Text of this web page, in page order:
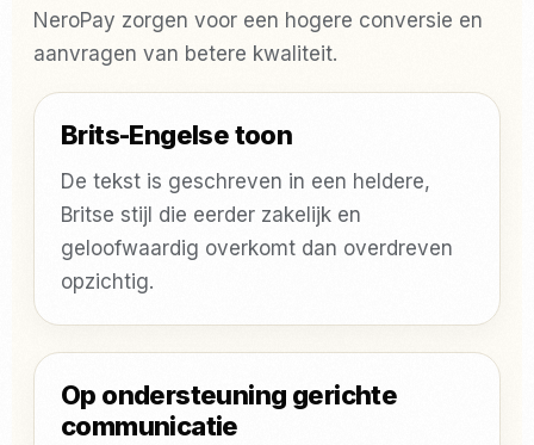
NeroPay zorgen voor een hogere conversie en
aanvragen van betere kwaliteit.
Brits-Engelse toon
De tekst is geschreven in een heldere,
Britse stijl die eerder zakelijk en
geloofwaardig overkomt dan overdreven
opzichtig.
Op ondersteuning gerichte
communicatie